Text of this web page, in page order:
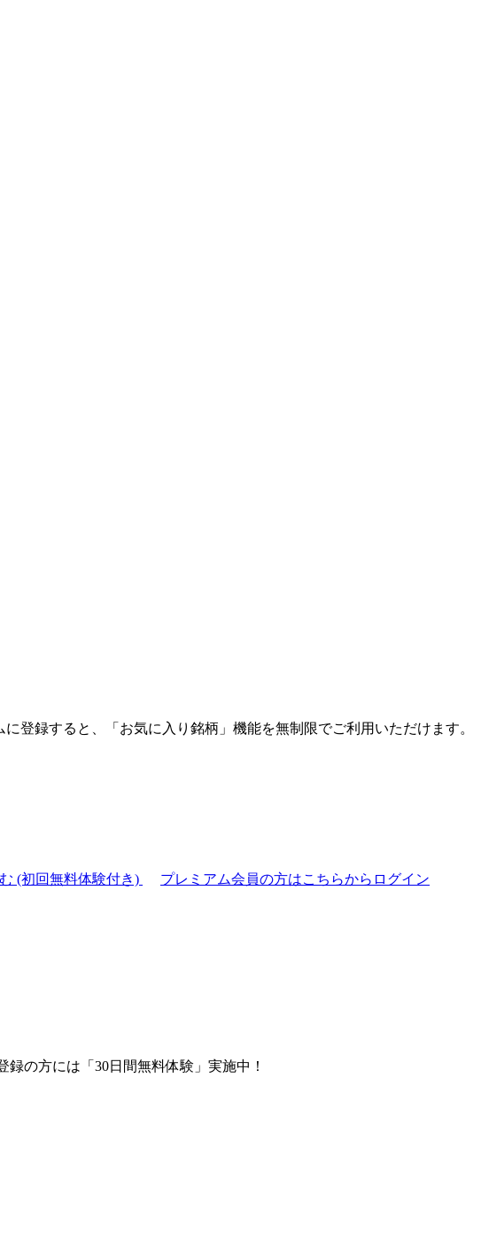
に登録すると、「お気に入り銘柄」機能を無制限でご利用いただけます。
(初回無料体験付き)
プレミアム会員の方はこちらからログイン
の方には「30日間無料体験」実施中！